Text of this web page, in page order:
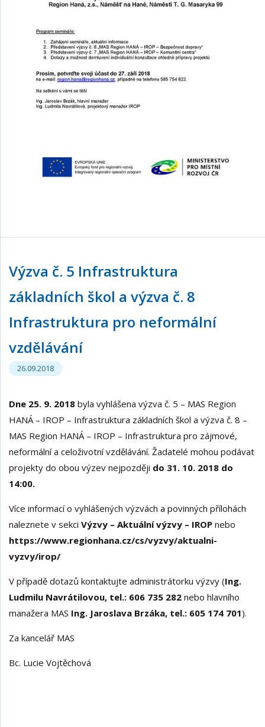
Výzva č. 5 Infrastruktura
základních škol a výzva č. 8
Infrastruktura pro neformální
vzdělávání
26.09.2018
Dne 25. 9. 2018 byla vyhlášena výzva č. 5 – MAS Region
HANÁ – IROP – Infrastruktura základních škol a výzva č. 8 –
MAS Region HANÁ – IROP – Infrastruktura pro zájmové,
neformální a celoživotní vzdělávání. Žadatelé mohou podávat
projekty do obou výzev nejpozději do 31. 10. 2018 do
14:00.
Více informací o vyhlášených výzvách a povinných přílohách
naleznete v sekci Výzvy – Aktuální výzvy – IROP nebo
https://www.regionhana.cz/cs/vyzvy/aktualni-
vyzvy/irop/
V případě dotazů kontaktujte administrátorku výzvy (Ing.
Ludmilu Navrátilovou, tel.: 606 735 282 nebo hlavního
manažera MAS Ing. Jaroslava Brzáka, tel.: 605 174 701).
Za kancelář MAS
Bc. Lucie Vojtěchová